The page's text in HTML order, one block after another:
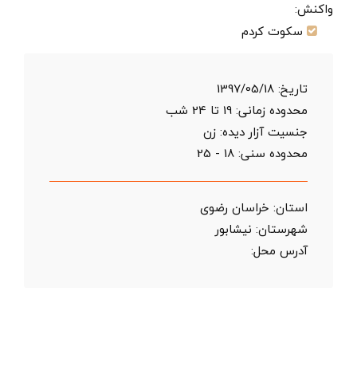
واکنش:
سکوت کردم
تاریخ: 1397/05/18
محدوده زمانی: 19 تا 24 شب
جنسیت آزار دیده: زن
محدوده سنی: 18 - 25
استان: خراسان رضوی
شهرستان: نیشابور
آدرس محل: